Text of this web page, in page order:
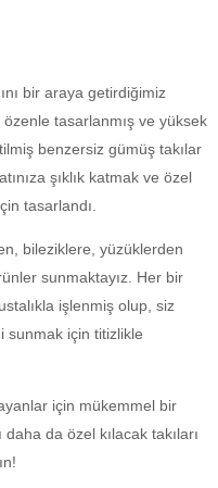
bir araya getirdiğimiz
tasarlanmış ve yüksek
benzersiz gümüş takılar
şıklık katmak ve özel
tasarlandı.
bileziklere, yüzüklerden
sunmaktayız. Her bir
işlenmiş olup, siz
sunmak için titizlikle
için mükemmel bir
da özel kılacak takıları